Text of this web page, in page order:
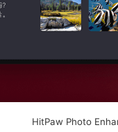
HitPaw Photo